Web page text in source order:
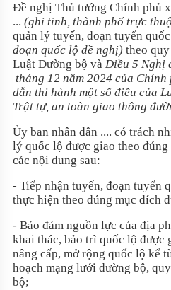
Đề nghị Thủ tướng Chính phủ
... (ghi tỉnh, thành phố trực
quản lý tuyến, đoạn tuyến
đoạn quốc lộ đề nghị) theo
Luật Đường bộ và Điều 5 Nghị
tháng 12 năm 2024 của
dẫn thi hành một số điều của
Trật tự, an toàn giao thông
Ủy ban nhân dân .... có trách
lý quốc lộ được giao theo
các nội dung sau:
- Tiếp nhận tuyến, đoạn tuyến
thực hiện theo đúng mục đích
- Bảo đảm nguồn lực của địa
khai thác, bảo trì quốc lộ được
nâng cấp, mở rộng quốc lộ kể
hoạch mạng lưới đường bộ,
bộ;